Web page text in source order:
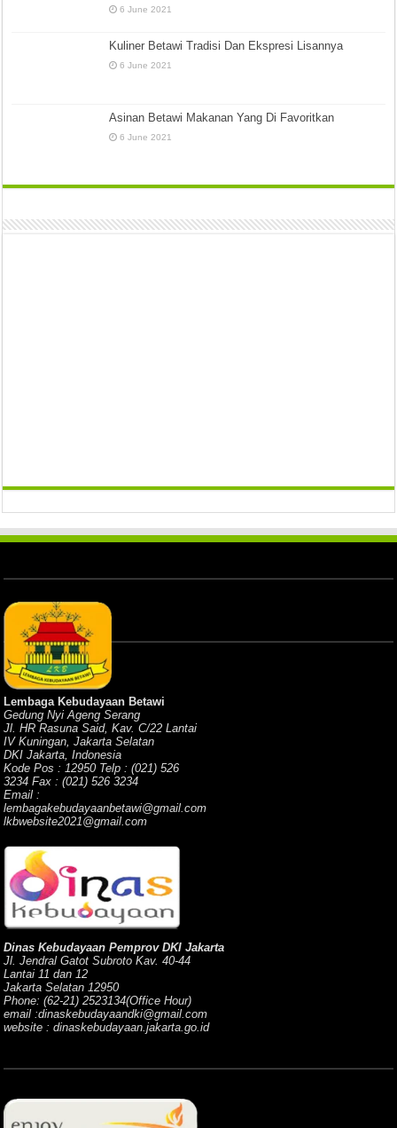
6 June 2021
Kuliner Betawi Tradisi Dan Ekspresi Lisannya
6 June 2021
Asinan Betawi Makanan Yang Di Favoritkan
6 June 2021
Lembaga Kebudayaan Betawi
Gedung Nyi Ageng Serang
Jl. HR Rasuna Said, Kav. C/22 Lantai
IV Kuningan, Jakarta Selatan
DKI Jakarta, Indonesia
Kode Pos : 12950 Telp : (021) 526
3234 Fax : (021) 526 3234
Email :
lembagakebudayaanbetawi@gmail.com
lkbwebsite2021@gmail.com
Dinas Kebudayaan Pemprov DKI Jakarta
Jl. Jendral Gatot Subroto Kav. 40-44
Lantai 11 dan 12
Jakarta Selatan 12950
Phone: (62-21) 2523134(Office Hour)
email :dinaskebudayaandki@gmail.com
website : dinaskebudayaan.jakarta.go.id